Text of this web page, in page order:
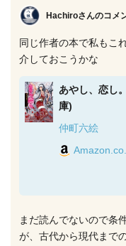
Hachiroさんのコメ
同じ作者の本で私もこ
介しておこうかな
あやし、恋し
庫)
仲町六絵
まだ読んでないので条
が、古代から現代まで